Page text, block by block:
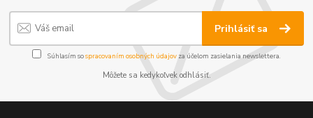
Prihlásiť sa
Súhlasím sospracovaním osobných údajov za účelom zasielania newslettera.
Môžete sa kedykoľvek odhlásiť.